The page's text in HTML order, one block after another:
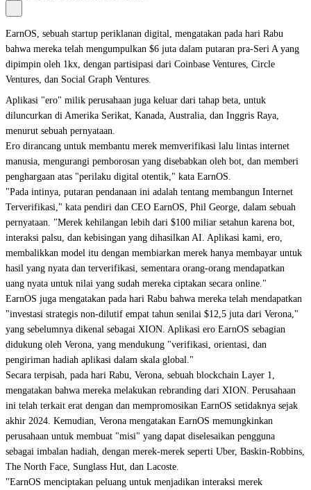
EarnOS, sebuah startup periklanan digital, mengatakan pada hari Rabu
bahwa mereka telah mengumpulkan $6 juta dalam putaran pra-Seri A yang
dipimpin oleh 1kx, dengan partisipasi dari Coinbase Ventures, Circle
Ventures, dan Social Graph Ventures.
Aplikasi "ero" milik perusahaan juga keluar dari tahap beta, untuk
diluncurkan di Amerika Serikat, Kanada, Australia, dan Inggris Raya,
menurut sebuah pernyataan.
Ero dirancang untuk membantu merek memverifikasi lalu lintas internet
manusia, mengurangi pemborosan yang disebabkan oleh bot, dan memberi
penghargaan atas "perilaku digital otentik," kata EarnOS.
"Pada intinya, putaran pendanaan ini adalah tentang membangun Internet
Terverifikasi," kata pendiri dan CEO EarnOS, Phil George, dalam sebuah
pernyataan. "Merek kehilangan lebih dari $100 miliar setahun karena bot,
interaksi palsu, dan kebisingan yang dihasilkan AI. Aplikasi kami, ero,
membalikkan model itu dengan membiarkan merek hanya membayar untuk
hasil yang nyata dan terverifikasi, sementara orang-orang mendapatkan
uang nyata untuk nilai yang sudah mereka ciptakan secara online."
EarnOS juga mengatakan pada hari Rabu bahwa mereka telah mendapatkan
"investasi strategis non-dilutif empat tahun senilai $12,5 juta dari Verona,"
yang sebelumnya dikenal sebagai XION. Aplikasi ero EarnOS sebagian
didukung oleh Verona, yang mendukung "verifikasi, orientasi, dan
pengiriman hadiah aplikasi dalam skala global."
Secara terpisah, pada hari Rabu, Verona, sebuah blockchain Layer 1,
mengatakan bahwa mereka melakukan rebranding dari XION. Perusahaan
ini telah terkait erat dengan dan mempromosikan EarnOS setidaknya sejak
akhir 2024. Kemudian, Verona mengatakan EarnOS memungkinkan
perusahaan untuk membuat "misi" yang dapat diselesaikan pengguna
sebagai imbalan hadiah, dengan merek-merek seperti Uber, Baskin-Robbins,
The North Face, Sunglass Hut, dan Lacoste.
"EarnOS menciptakan peluang untuk menjadikan interaksi merek